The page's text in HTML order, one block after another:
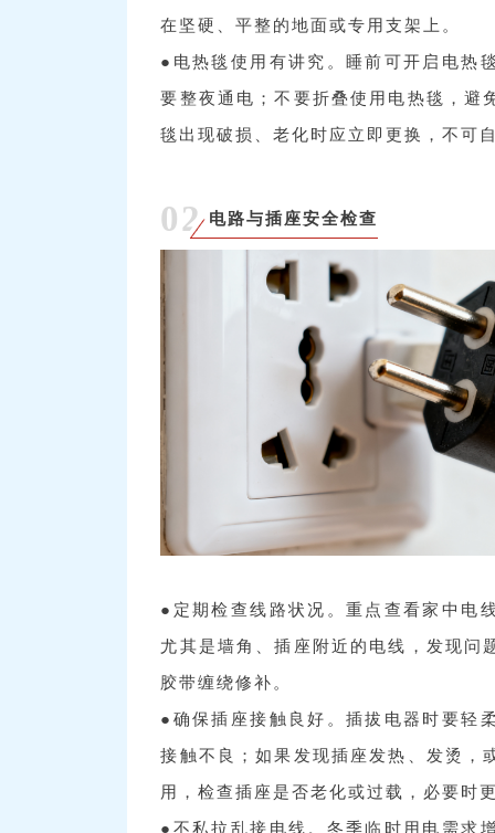
在坚硬、平整的地面或专用支架上。
●电热毯使用有讲究。睡前可开启电热
要整夜通电；不要折叠使用电热毯，避
毯出现破损、老化时应立即更换，不可
02 电路与插座安全检查
●定期检查线路状况。重点查看家中电
尤其是墙角、插座附近的电线，发现问
胶带缠绕修补。
●确保插座接触良好。插拔电器时要轻
接触不良；如果发现插座发热、发烫，
用，检查插座是否老化或过载，必要时
●不私拉乱接电线。冬季临时用电需求